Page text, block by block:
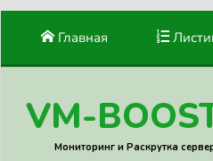
Главная
VM-
Мониторинг и Раскрутка